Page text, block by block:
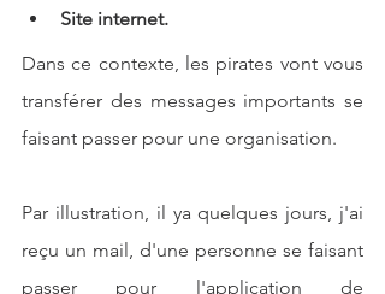
Site internet.
Dans ce contexte, les pirates vont vous
transférer des messages importants se
faisant passer pour une organisation.
Par illustration, il ya quelques jours, j'ai
reçu un mail, d'une personne se faisant